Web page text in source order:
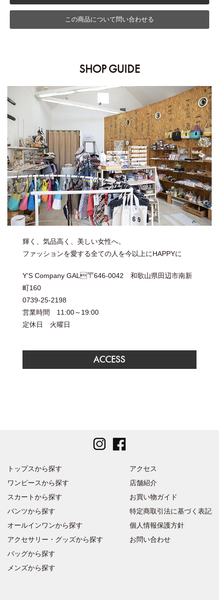
この商品について問い合わせる
SHOP GUIDE
輝く、気品高く、美しい女性へ。
ファッションを愛する全ての人を今以上にHAPPYに
Y’S Company GAL〒646-0042 和歌山県田辺市南新
町160
0739-25-2198
営業時間 11:00～19:00
定休日 火曜日
ACCESS
トップスから探す
ワンピースから探す
スカートから探す
パンツから探す
オールインワンから探す
アクセサリー・グッズから探す
バッグから探す
メンズから探す
アクセス
店舗紹介
お買い物ガイド
特定商取引法に基づく表記
個人情報保護方針
お問い合わせ